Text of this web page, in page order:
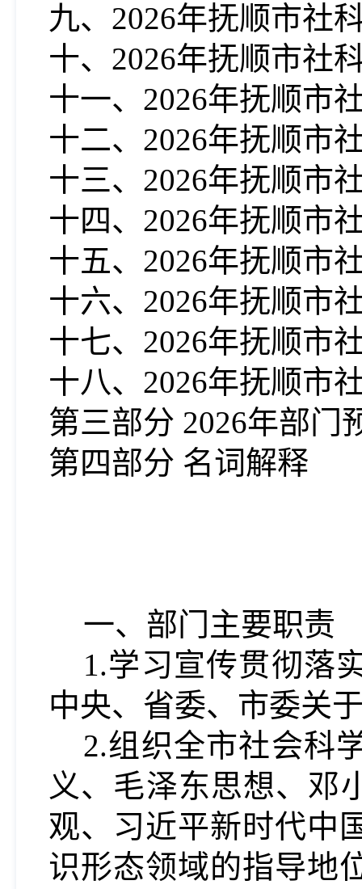
九、2026年抚顺市社
十、2026年抚顺市社
十一、2026年抚顺市
十二、2026年抚顺市
十三、2026年抚顺市
十四、2026年抚顺市
十五、2026年抚顺市
十六、2026年抚顺市
十七、2026年抚顺市
十八、2026年抚顺市
第三部分 2026年部门
第四部分 名词解释
一、部门主要职责
1.学习宣传贯彻落
中央、省委、市委关
2.组织全市社会科
义、毛泽东思想、邓
观、习近平新时代中
识形态领域的指导地